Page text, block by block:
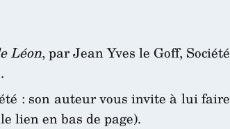
Léon, par Jean Yves le Goff, Société
: son auteur vous invite à lui faire
lien en bas de page).